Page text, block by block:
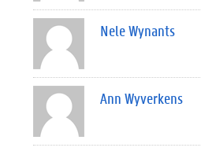
Nele Wynants
Ann Wyverkens